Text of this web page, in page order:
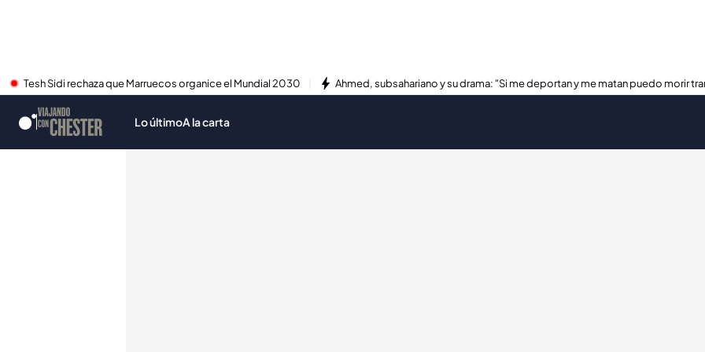
Tesh Sidi rechaza que Marruecos organice el Mundial 2030 Ahmed, subsahariano y su drama: "Si me deportan y me matan puedo morir
Lo últimoA la carta